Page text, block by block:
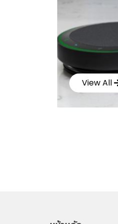
View All